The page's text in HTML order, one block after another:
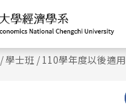
/學士班 / 110學年度以後適用